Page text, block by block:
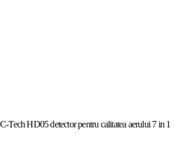
C-Tech HD05 detector pentru calitatea aerului 7 in 1